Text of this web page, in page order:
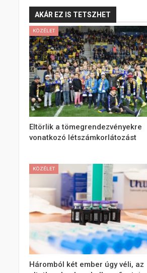
AKÁR EZ IS TETSZHET
KÖZÉLET
Eltörlik a tömegrendezvényekre
vonatkozó létszámkorlátozást
KÖZÉLET
Háromból két ember úgy véli, az